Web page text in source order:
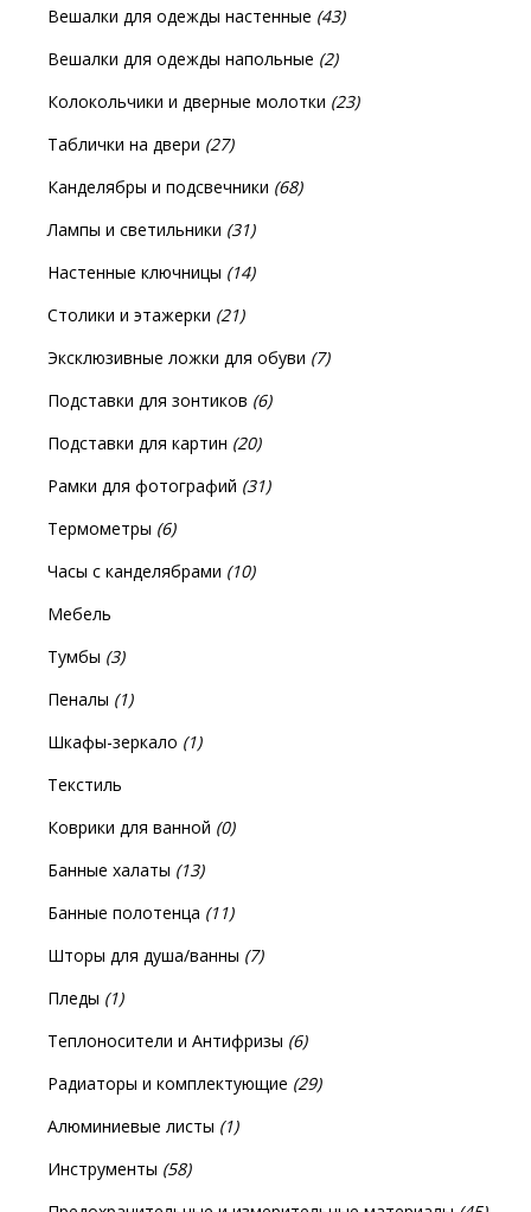
Вешалки для одежды настенные (43)
Вешалки для одежды напольные (2)
Колокольчики и дверные молотки (23)
Таблички на двери (27)
Канделябры и подсвечники (68)
Лампы и светильники (31)
Настенные ключницы (14)
Столики и этажерки (21)
Эксклюзивные ложки для обуви (7)
Подставки для зонтиков (6)
Подставки для картин (20)
Рамки для фотографий (31)
Термометры (6)
Часы с канделябрами (10)
Мебель
Тумбы (3)
Пеналы (1)
Шкафы-зеркало (1)
Текстиль
Коврики для ванной (0)
Банные халаты (13)
Банные полотенца (11)
Шторы для душа/ванны (7)
Пледы (1)
Теплоносители и Антифризы (6)
Радиаторы и комплектующие (29)
Алюминиевые листы (1)
Инструменты (58)